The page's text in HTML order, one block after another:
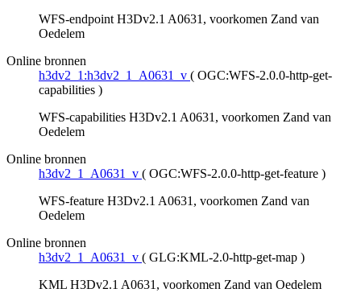
WFS-endpoint H3Dv2.1 A0631, voorkomen Zand van
Oedelem
Online bronnen
h3dv2_1:h3dv2_1_A0631_v ( OGC:WFS-2.0.0-http-get-
capabilities )
WFS-capabilities H3Dv2.1 A0631, voorkomen Zand van
Oedelem
Online bronnen
h3dv2_1_A0631_v ( OGC:WFS-2.0.0-http-get-feature )
WFS-feature H3Dv2.1 A0631, voorkomen Zand van
Oedelem
Online bronnen
h3dv2_1_A0631_v ( GLG:KML-2.0-http-get-map )
KML H3Dv2.1 A0631, voorkomen Zand van Oedelem